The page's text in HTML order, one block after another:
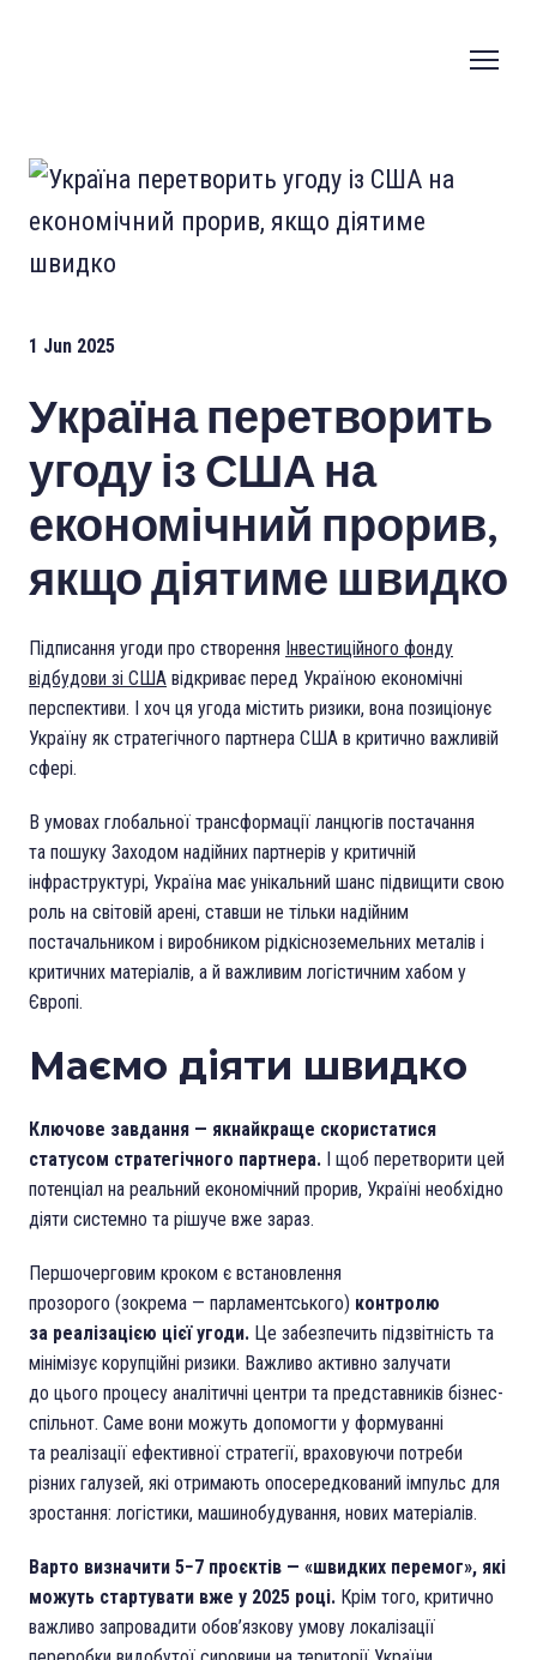
1 Jun 2025
Україна перетворить
угоду із США на
економічний прорив,
якщо діятиме швидко
Підписання угоди про створення Інвестиційного фонду
відбудови зі США відкриває перед Україною економічні
перспективи. І хоч ця угода містить ризики, вона позиціонує
Україну як стратегічного партнера США в критично важливій
сфері.
В умовах глобальної трансформації ланцюгів постачання
та пошуку Заходом надійних партнерів у критичній
інфраструктурі, Україна має унікальний шанс підвищити свою
роль на світовій арені, ставши не тільки надійним
постачальником і виробником рідкісноземельних металів і
критичних матеріалів, а й важливим логістичним хабом у
Європі.
Маємо діяти швидко
Ключове завдання — якнайкраще скористатися
статусом стратегічного партнера. І щоб перетворити цей
потенціал на реальний економічний прорив, Україні необхідно
діяти системно та рішуче вже зараз.
Першочерговим кроком є встановлення
прозорого (зокрема — парламентського) контролю
за реалізацією цієї угоди. Це забезпечить підзвітність та
мінімізує корупційні ризики. Важливо активно залучати
до цього процесу аналітичні центри та представників бізнес-
спільнот. Саме вони можуть допомогти у формуванні
та реалізації ефективної стратегії, враховуючи потреби
різних галузей, які отримають опосередкований імпульс для
зростання: логістики, машинобудування, нових матеріалів.
Варто визначити 5−7 проєктів — «швидких перемог», які
можуть стартувати вже у 2025 році. Крім того, критично
важливо запровадити обов’язкову умову локалізації